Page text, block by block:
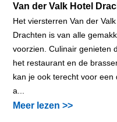
Van der Valk Hotel
Het viersterren Van der
Drachten is van alle
voorzien. Culinair genieten
het restaurant en de
kan je ook terecht voor een
a...
Meer lezen >>